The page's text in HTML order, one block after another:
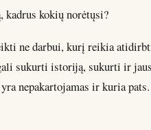
kadrus kokių norėtųsi?
ne darbui, kurį reikia
sukurti istoriją, sukurti ir
nepakartojamas ir kuria